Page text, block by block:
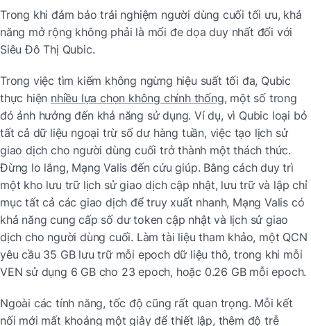
Trong khi đảm bảo trải nghiệm người dùng cuối tối ưu, khả
năng mở rộng không phải là mối đe dọa duy nhất đối với
Siêu Đô Thị Qubic.
Trong việc tìm kiếm không ngừng hiệu suất tối đa, Qubic
thực hiện nhiều lựa chọn không chính thống, một số trong
đó ảnh hưởng đến khả năng sử dụng. Ví dụ, vì Qubic loại bỏ
tất cả dữ liệu ngoại trừ số dư hàng tuần, việc tạo lịch sử
giao dịch cho người dùng cuối trở thành một thách thức.
Đừng lo lắng, Mạng Valis đến cứu giúp. Bằng cách duy trì
một kho lưu trữ lịch sử giao dịch cập nhật, lưu trữ và lập chỉ
mục tất cả các giao dịch để truy xuất nhanh, Mạng Valis có
khả năng cung cấp số dư token cập nhật và lịch sử giao
dịch cho người dùng cuối. Làm tài liệu tham khảo, một QCN
yêu cầu 35 GB lưu trữ mỗi epoch dữ liệu thô, trong khi mỗi
VEN sử dụng 6 GB cho 23 epoch, hoặc 0.26 GB mỗi epoch.
Ngoài các tính năng, tốc độ cũng rất quan trọng. Mỗi kết
nối mới mất khoảng một giây để thiết lập, thêm độ trễ